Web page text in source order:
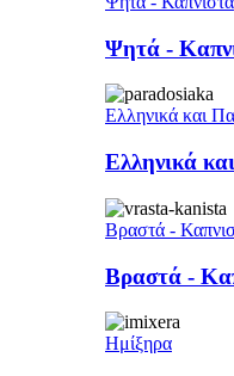
Ψητά -
Ελληνικά και
Ελληνικά
Βραστά -
Βραστά -
Ημίξηρα